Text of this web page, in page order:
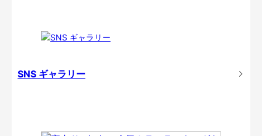
SNS ギャラリー